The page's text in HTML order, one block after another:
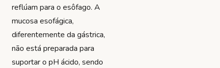
reflúam para o esôfago. A
mucosa esofágica,
diferentemente da gástrica,
não está preparada para
suportar o pH ácido, sendo